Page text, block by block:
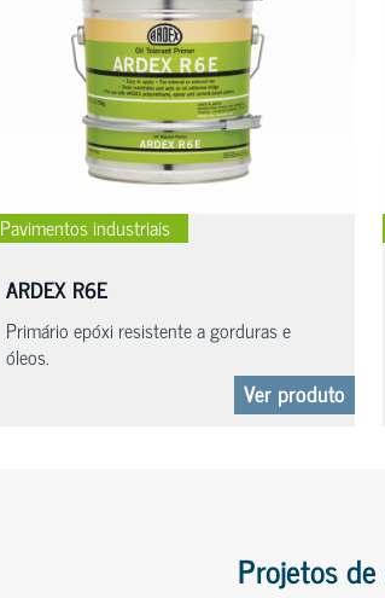
Pavimentos industriais
ARDEX R6E
Primário epóxi resistente a gorduras e
óleos.
Ver produto
Projetos